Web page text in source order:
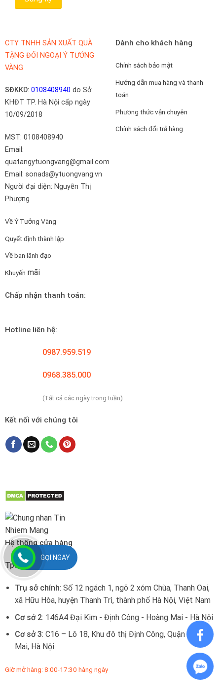
CTY TNHH SẢN XUẤT QUÀ
TẶNG ĐỐI NGOẠI Ý TƯỞNG
VÀNG
SĐKKD: 0108408940 do Sở
KHĐT TP. Hà Nội cấp ngày
10/09/2018
MST: 0108408940
Email:
quatangytuongvang@gmail.com
Email: sonads@ytuongvang.vn
Người đại diện: Nguyễn Thị
Phượng
Về Ý Tưởng Vàng
Quyết định thành lập
Về ban lãnh đạo
Khuyến mãi
Dành cho khách hàng
Chính sách bảo mật
Hướng dẫn mua hàng và thanh
toán
Phương thức vận chuyên
Chính sách đổi trả hàng
Chấp nhận thanh toán:
Hotline liên hệ:
0987.959.519
0968.385.000
(Tất cả các ngày trong tuần)
Kết nối với chúng tôi
Hệ thống cửa hàng
Tp. Hà Nội:
Trụ sở chính: Số 12 ngách 1, ngõ 2 xóm Chùa, Thanh Oai,
xã Hữu Hòa, huyện Thanh Trì, thành phố Hà Nội, Việt Nam
Cơ sở 2: 146A4 Đại Kim - Định Công - Hoàng Mai - Hà Nội
Cơ sở 3: C16 – Lô 18, Khu đô thị Định Công, Quận Hoàng
Mai, Hà Nội
Giờ mở hàng: 8:00-17:30 hàng ngày
GỌI NGAY